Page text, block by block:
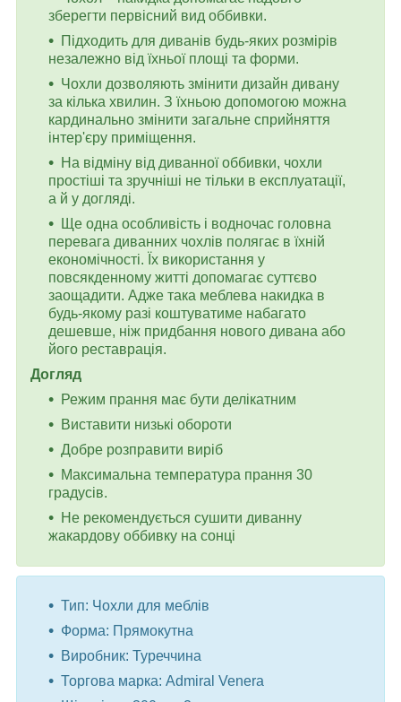
зберегти первісний вид оббивки.
Підходить для диванів будь-яких розмірів
незалежно від їхньої площі та форми.
Чохли дозволяють змінити дизайн дивану
за кілька хвилин. З їхньою допомогою можна
кардинально змінити загальне сприйняття
інтер'єру приміщення.
На відміну від диванної оббивки, чохли
простіші та зручніші не тільки в експлуатації,
а й у догляді.
Ще одна особливість і водночас головна
перевага диванних чохлів полягає в їхній
економічності. Їх використання у
повсякденному житті допомагає суттєво
заощадити. Адже така меблева накидка в
будь-якому разі коштуватиме набагато
дешевше, ніж придбання нового дивана або
його реставрація.
Догляд
Режим прання має бути делікатним
Виставити низькі обороти
Добре розправити виріб
Максимальна температура прання 30
градусів.
Не рекомендується сушити диванну
жакардову оббивку на сонці
Тип: Чохли для меблів
Форма: Прямокутна
Виробник: Туреччина
Торгова марка: Admiral Venera